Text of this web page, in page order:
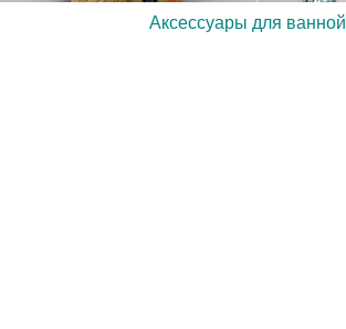
Аксессуары для ванной